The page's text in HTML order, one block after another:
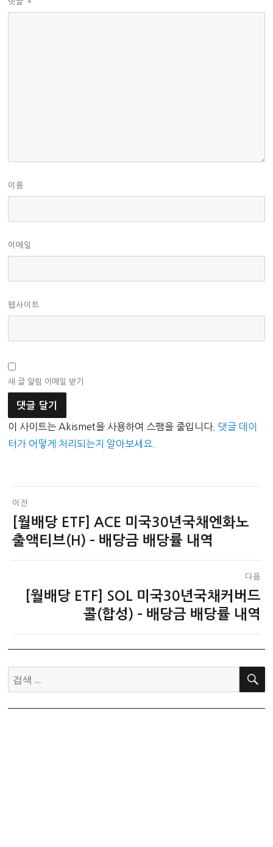
댓글 *
이름
이메일
웹사이트
새 글 알림 이메일 받기
이 사이트는 Akismet을 사용하여 스팸을 줄입니다. 댓글 데이
터가 어떻게 처리되는지 알아보세요.
글
탐
색
이전
이
전
[월배당 ETF] ACE 미국30년국채엔화노
출액티브(H) – 배당금 배당률 내역
다음
[월배당 ETF] SOL 미국30년국채커버드
콜(합성) – 배당금 배당률 내역
검
색:
검